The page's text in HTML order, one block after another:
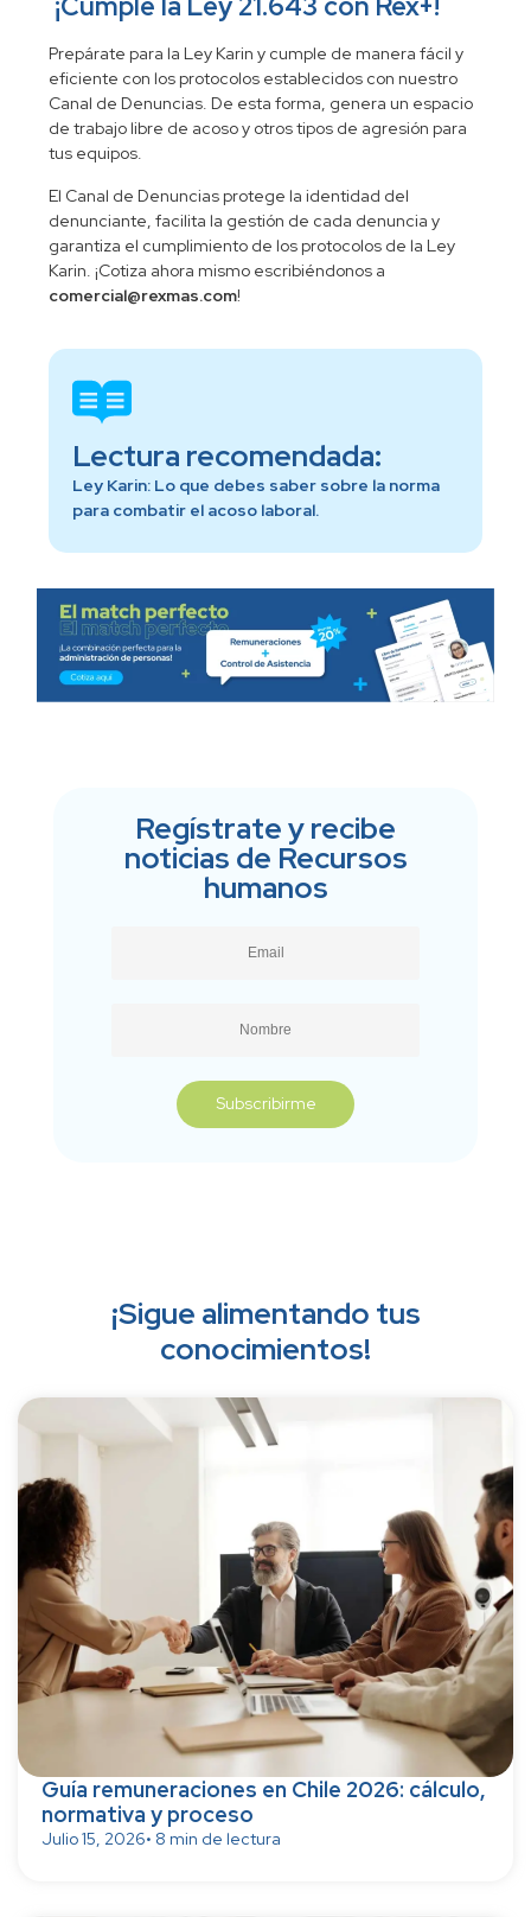
¡Cumple la Ley 21.643 con Rex+!
Prepárate para la Ley Karin y cumple de manera fácil y
eficiente con los protocolos establecidos con nuestro
Canal de Denuncias. De esta forma, genera un espacio
de trabajo libre de acoso y otros tipos de agresión para
tus equipos.
El Canal de Denuncias protege la identidad del
denunciante, facilita la gestión de cada denuncia y
garantiza el cumplimiento de los protocolos de la Ley
Karin. ¡Cotiza ahora mismo escribiéndonos a
comercial@rexmas.com!
Lectura recomendada:
Ley Karin: Lo que debes saber sobre la norma
para combatir el acoso laboral.
Regístrate y recibe
noticias de Recursos
humanos
¡Sigue alimentando tus
conocimientos!
Guía remuneraciones en Chile 2026: cálculo,
normativa y proceso
Julio 15, 2026• 8 min de lectura